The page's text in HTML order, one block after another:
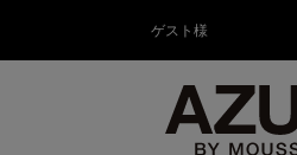
ゲスト様